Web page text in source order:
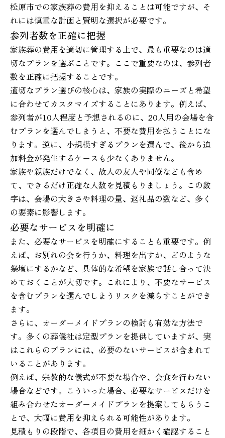
松原市での家族葬の費用を抑えることは可能ですが、そ
れには慎重な計画と賢明な選択が必要です。
参列者数を正確に把握
家族葬の費用を適切に管理する上で、最も重要なのは適
切なプランを選ぶことです。ここで重要なのは、参列者
数を正確に把握することです。
適切なプラン選びの核心は、家族の実際のニーズと希望
に合わせてカスタマイズすることにあります。例えば、
参列者が10人程度と予想されるのに、20人用の会場を含
むプランを選んでしまうと、不要な費用を払うことにな
ります。逆に、小規模すぎるプランを選んで、後から追
加料金が発生するケースも少なくありません。
家族や親族だけでなく、故人の友人や同僚なども含め
て、できるだけ正確な人数を見積もりましょう。この数
字は、会場の大きさや料理の量、返礼品の数など、多く
の要素に影響します。
必要なサービスを明確に
また、必要なサービスを明確にすることも重要です。例
えば、お別れの会を行うか、料理を出すか、どのような
祭壇にするかなど、具体的な希望を家族で話し合って決
めておくことが大切です。これにより、不要なサービス
を含むプランを選んでしまうリスクを減らすことができ
ます。
さらに、オーダーメイドプランの検討も有効な方法で
す。多くの葬儀社は定型プランを提供していますが、実
はこれらのプランには、必要のないサービスが含まれて
いることがあります。
例えば、宗教的な儀式が不要な場合や、会食を行わない
場合などです。こういった場合、必要なサービスだけを
組み合わせたオーダーメイドプランを提案してもらうこ
とで、大幅に費用を抑えられる可能性があります。
見積もりの段階で、各項目の費用を細かく確認すること